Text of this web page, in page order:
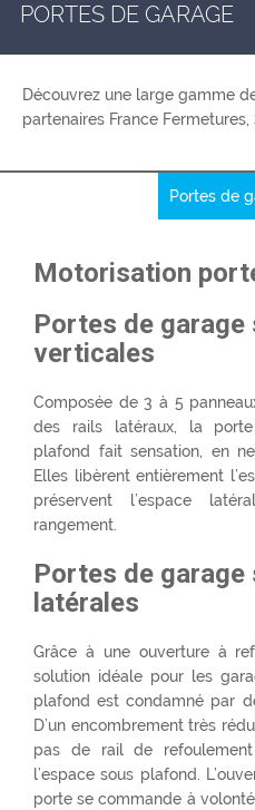
PORTES DE GARAGE
Découvrez une large gamme
partenaires France Fermetures,
Portes de
Motorisation
Portes de
verticales
Composée de 3 à 5
des rails latéraux, la
plafond fait sensation, en
Elles libèrent entièrement
préservent l’espace
rangement.
Portes de
latérales
Grâce à une ouverture à
solution idéale pour les
plafond est condamné par
D’un encombrement très
pas de rail de
l’espace sous plafond.
porte se commande à